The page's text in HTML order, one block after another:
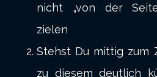
nicht „von der
zielen
Stehst Du mittig zum
zu diesem deutlich